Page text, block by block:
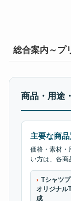
総合案内～プ
商品・用途
主要な商
価格・素材・
い方は、各商
Tシャツ
オリジナル
成